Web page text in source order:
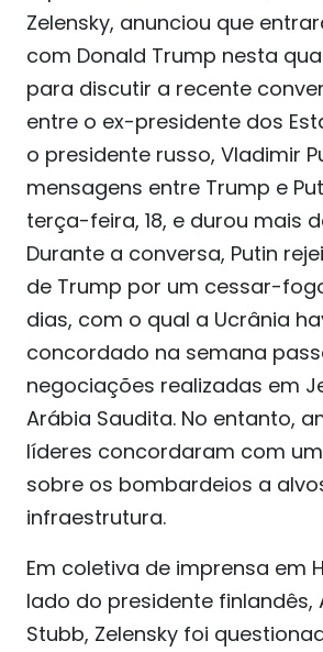
Zelensky, anunciou que
com Donald Trump nesta
para discutir a recente
entre o ex-presidente dos
o presidente russo, Vladimir
mensagens entre Trump e
terça-feira, 18, e durou mais
Durante a conversa, Putin
de Trump por um cessar-
dias, com o qual a Ucrânia
concordado na semana
negociações realizadas em
Arábia Saudita. No entanto,
líderes concordaram com
sobre os bombardeios a
infraestrutura.
Em coletiva de imprensa em
lado do presidente finlandês,
Stubb, Zelensky foi